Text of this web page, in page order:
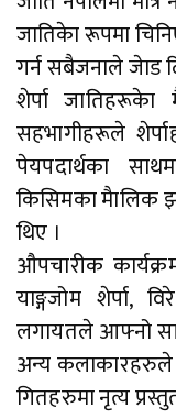
जातिकेा रूपमा
गर्न सबैजनाले जेाड
शेर्पा
सहभागीहरूले
पेयपदार्थका
किसिमका मैालिक
थिए ।
औपचारीक
याङ्गजोम शेर्पा,
लगायतले आफ्नो
अन्य कलाकारहरुले
गितहरुमा नृत्य